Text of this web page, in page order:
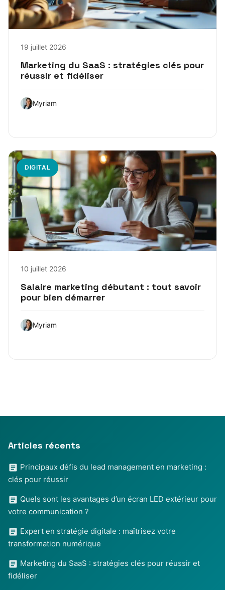
19 juillet 2026
Marketing du SaaS : stratégies clés pour
réussir et fidéliser
Myriam
DIGITAL
10 juillet 2026
Salaire marketing débutant : tout savoir
pour bien démarrer
Myriam
Articles récents
Principaux défis du lead management en marketing :
clés pour réussir
Quels sont les avantages d’un écran LED extérieur pour
votre communication ?
Expert en stratégie digitale : maîtrisez votre
transformation numérique
Marketing du SaaS : stratégies clés pour réussir et
fidéliser